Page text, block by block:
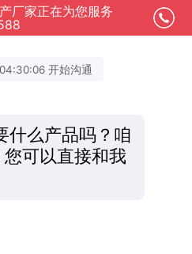
厂家正在为您服务
开始沟通
什么产品吗？咱
可以直接和我